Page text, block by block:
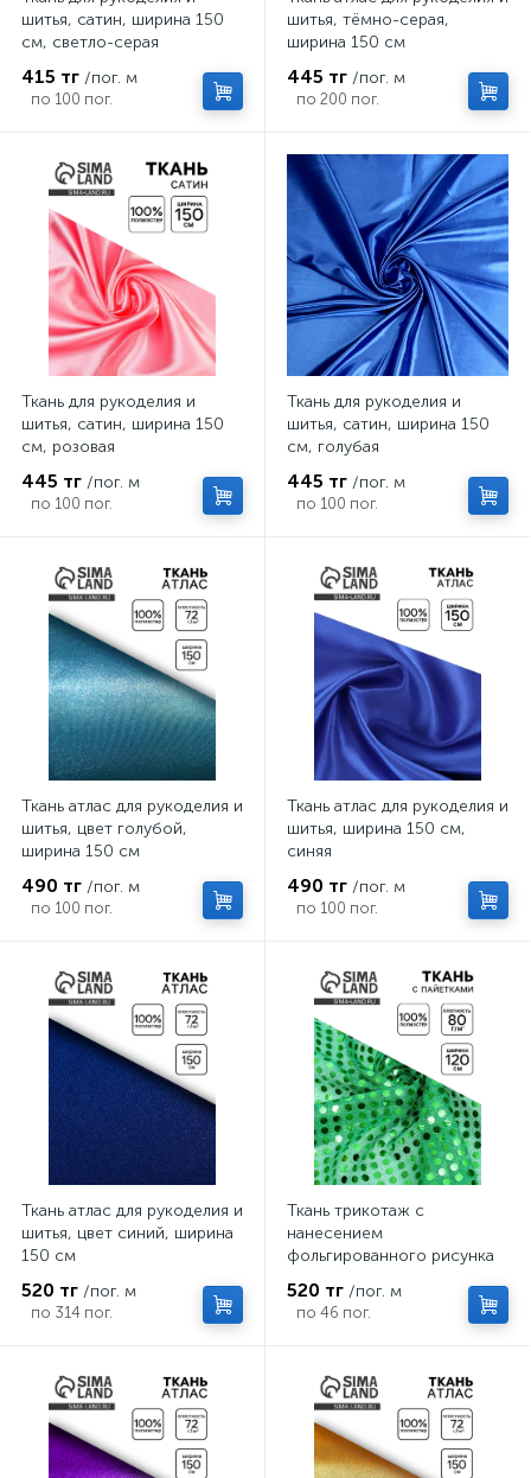
шитья, сатин, ширина 150
см, светло-серая
415 тг /пог. м
по 100 пог.
шитья, тёмно-серая,
ширина 150 см
445 тг /пог. м
по 200 пог.
Ткань для рукоделия и
шитья, сатин, ширина 150
см, розовая
445 тг /пог. м
по 100 пог.
Ткань для рукоделия и
шитья, сатин, ширина 150
см, голубая
445 тг /пог. м
по 100 пог.
Ткань атлас для рукоделия и
шитья, цвет голубой,
ширина 150 см
490 тг /пог. м
по 100 пог.
Ткань атлас для рукоделия и
шитья, ширина 150 см,
синяя
490 тг /пог. м
по 100 пог.
Ткань атлас для рукоделия и
шитья, цвет синий, ширина
150 см
520 тг /пог. м
по 314 пог.
Ткань трикотаж с
нанесением
фольгированного рисунка
зелёная
520 тг /пог. м
по 46 пог.